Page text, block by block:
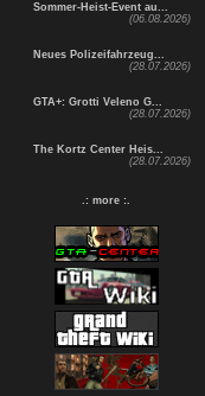
Sommer-Heist-Event au...
(06.08.2026)
Neues Polizeifahrzeug...
(28.07.2026)
GTA+: Grotti Veleno G...
(28.07.2026)
The Kortz Center Heis...
(28.07.2026)
.: more :.